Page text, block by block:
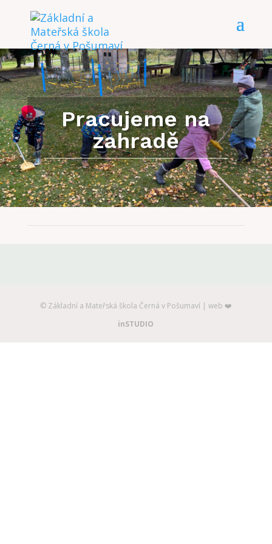
Pracujeme na
zahradě
©️ Základní a Mateřská škola Černá v Pošumaví | web ❤️
inSTUDIO